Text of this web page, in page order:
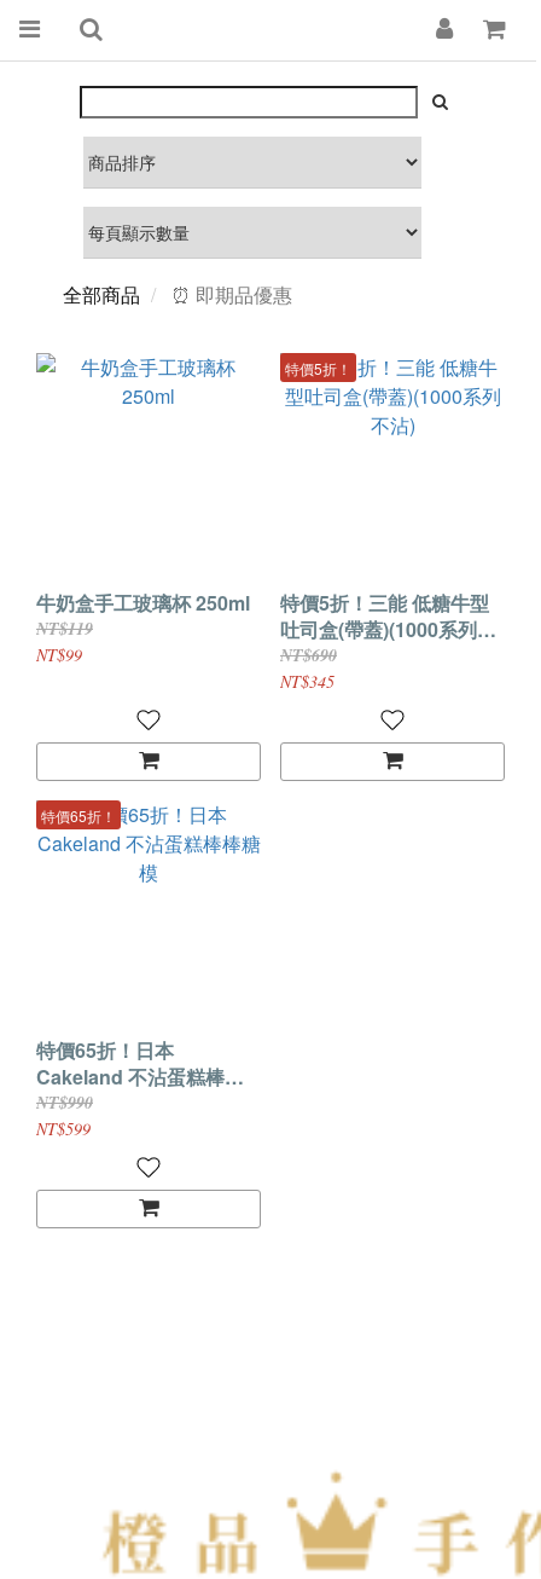
全部商品 ⏰ 即期品優惠
牛奶盒手工玻璃杯 250ml
NT$119
NT$99
特價5折！
特價5折！三能 低糖牛型
吐司盒(帶蓋)(1000系列不
沾)
NT$690
NT$345
特價65折！
特價65折！日本
Cakeland 不沾蛋糕棒棒
糖模
NT$990
NT$599